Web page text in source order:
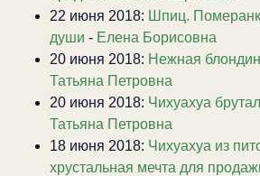
22 июня 2018: Шпиц.
души - Елена Борисовна
20 июня 2018: Нежная
Татьяна Петровна
20 июня 2018: Чихуахуа
Татьяна Петровна
18 июня 2018: Чихуахуа из
хрустальная мечта для